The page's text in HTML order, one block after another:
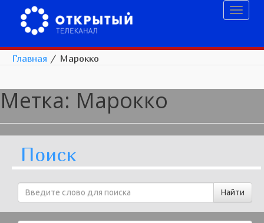
Главная / Марокко
Метка: Марокко
Поиск